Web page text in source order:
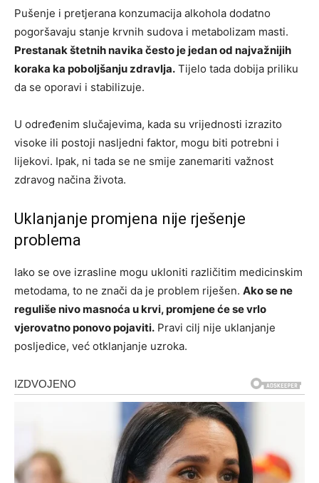
Pušenje i pretjerana konzumacija alkohola dodatno
pogoršavaju stanje krvnih sudova i metabolizam masti.
Prestanak štetnih navika često je jedan od najvažnijih
koraka ka poboljšanju zdravlja. Tijelo tada dobija priliku
da se oporavi i stabilizuje.
U određenim slučajevima, kada su vrijednosti izrazito
visoke ili postoji nasljedni faktor, mogu biti potrebni i
lijekovi. Ipak, ni tada se ne smije zanemariti važnost
zdravog načina života.
Uklanjanje promjena nije rješenje
problema
Iako se ove izrasline mogu ukloniti različitim medicinskim
metodama, to ne znači da je problem riješen. Ako se ne
reguliše nivo masnoća u krvi, promjene će se vrlo
vjerovatno ponovo pojaviti. Pravi cilj nije uklanjanje
posljedice, već otklanjanje uzroka.